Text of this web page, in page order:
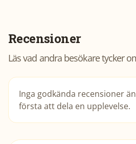
Recensioner
Läs vad andra besökare tycker
Inga godkända recensioner
första att dela en upplevelse.